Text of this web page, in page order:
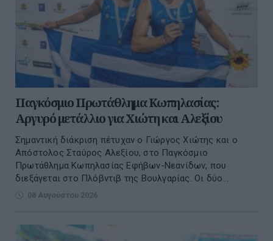
Παγκόσμιο Πρωτάθλημα Κωπηλασίας:
Αργυρό μετάλλιο για Χιώτη και Αλεξίου
Σημαντική διάκριση πέτυχαν ο Γιώργος Χιώτης και ο
Απόστολος Σταύρος Αλεξίου, στο Παγκόσμιο
Πρωτάθλημα Κωπηλασίας Εφήβων-Νεανίδων, που
διεξάγεται στο Πλόβντιβ της Βουλγαρίας. Οι δύο...
08 Αυγούστου 2026